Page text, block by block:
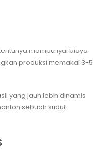
mempunyai biaya
produksi memakai 3-5
yang jauh lebih dinamis
sebuah sudut